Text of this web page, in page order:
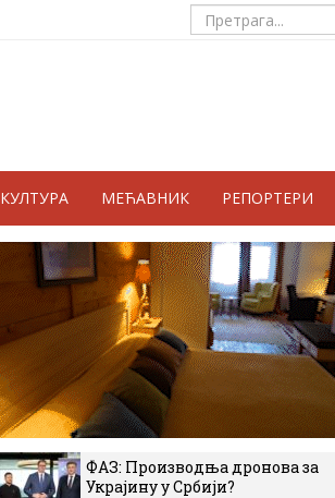
КУЛТУРА МЕЋАВНИК РЕПОРТЕРИ
ФАЗ: Производња дронова за
Украјину у Србији?